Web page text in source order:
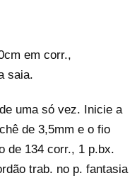
em corr.,
saia.
uma só vez. Inicie a
de 3,5mm e o fio
de 134 corr., 1 p.bx.
trab. no p. fantasia